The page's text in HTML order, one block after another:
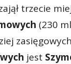
trzecie
(230
jest